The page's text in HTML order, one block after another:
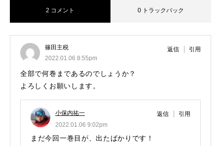
2 コメント 0 トラックバック
篠田主税
2022.01.06 8:55pm
返信 引用
全部で何巻まであるのでしょうか？
よろしくお願いします。
小保内祐一
2022.01.06 9:02pm
返信 引用
まだ今回一巻目が、出たばかりです！